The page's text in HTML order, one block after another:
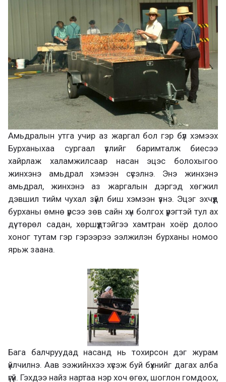
Амьдралын утга учир аз жаргал бол гэр бүл хэмээх
Бурханыхаа сургаал үзлийг баримталж биесээ
хайрлаж халамжилсаар насан эцэс болохыгоо
жинхэнэ амьдрал хэмээн сүсэлнэ. Энэ жинхэнэ
амьдрал, жинхэнэ аз жаргалын дэргэд хөгжил
дэвшил тийм чухал зүйл биш хэмээн үзнэ. Эцэг эхчүүд
бурханы өмнө үрсээ зөв сайн хүн болгох үүрэгтэй тул ах
дүү төрөл садан, хөршүүдтэйгээ хамтран хоёр долоо
хоног тутам гэр гэрээрээ ээлжилэн бурханы номоо
ярьж заана.
Бага балчруудад насанд нь тохирсон дэг журам
үйлчилнэ. Аав ээжийнхээ хүсэж буй бүхнийг дагах алба
үгүй. Гэхдээ найз нартаа нэр хоч өгөх, шоглон гомдоох,